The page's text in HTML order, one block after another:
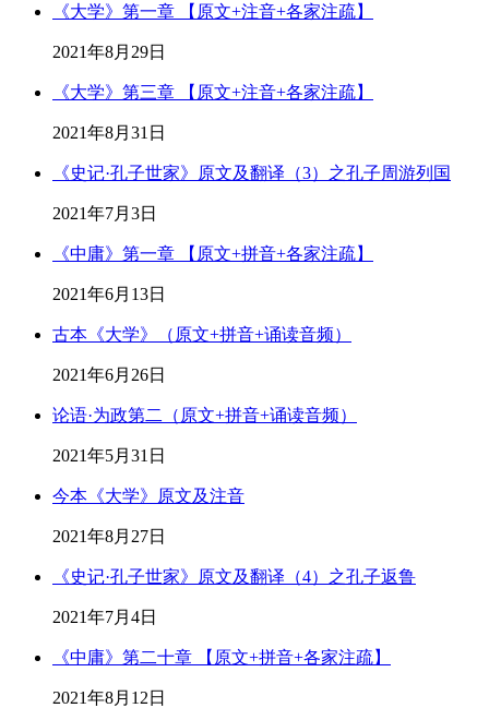
《大学》第一章 【原文+注音+各家注疏】
2021年8月29日
《大学》第三章 【原文+注音+各家注疏】
2021年8月31日
《史记·孔子世家》原文及翻译（3）之孔子周游列国
2021年7月3日
《中庸》第一章 【原文+拼音+各家注疏】
2021年6月13日
古本《大学》（原文+拼音+诵读音频）
2021年6月26日
论语·为政第二（原文+拼音+诵读音频）
2021年5月31日
今本《大学》原文及注音
2021年8月27日
《史记·孔子世家》原文及翻译（4）之孔子返鲁
2021年7月4日
《中庸》第二十章 【原文+拼音+各家注疏】
2021年8月12日